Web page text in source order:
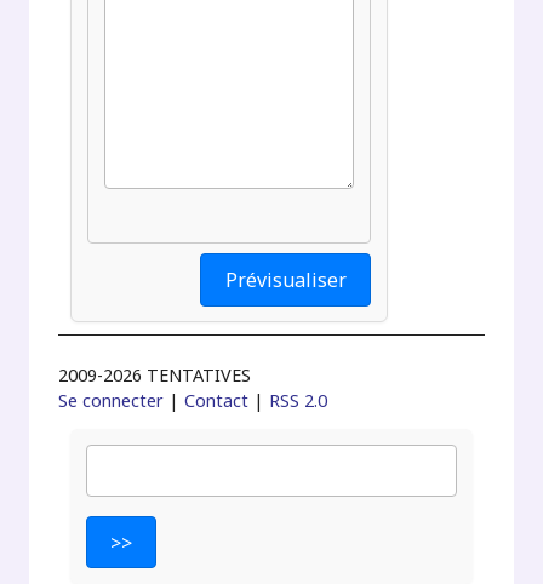
2009-2026 TENTATIVES
Se connecter |Contact | RSS 2.0